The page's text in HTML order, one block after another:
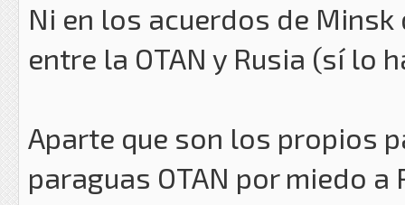
Ni en los acuerdos de
entre la OTAN y Rusia (sí lo
Aparte que son los propios
paraguas OTAN por miedo a